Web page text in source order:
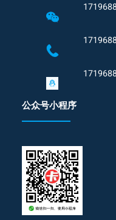
公众号小程序